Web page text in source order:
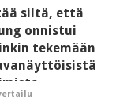
siltä, että
onnistui
tekemään